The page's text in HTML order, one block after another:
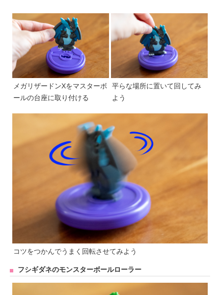
メガリザードンXをマスターボ
ールの台座に取り付ける
平らな場所に置いて回してみ
よう
コツをつかんでうまく回転させてみよう
フシギダネのモンスターボールローラー